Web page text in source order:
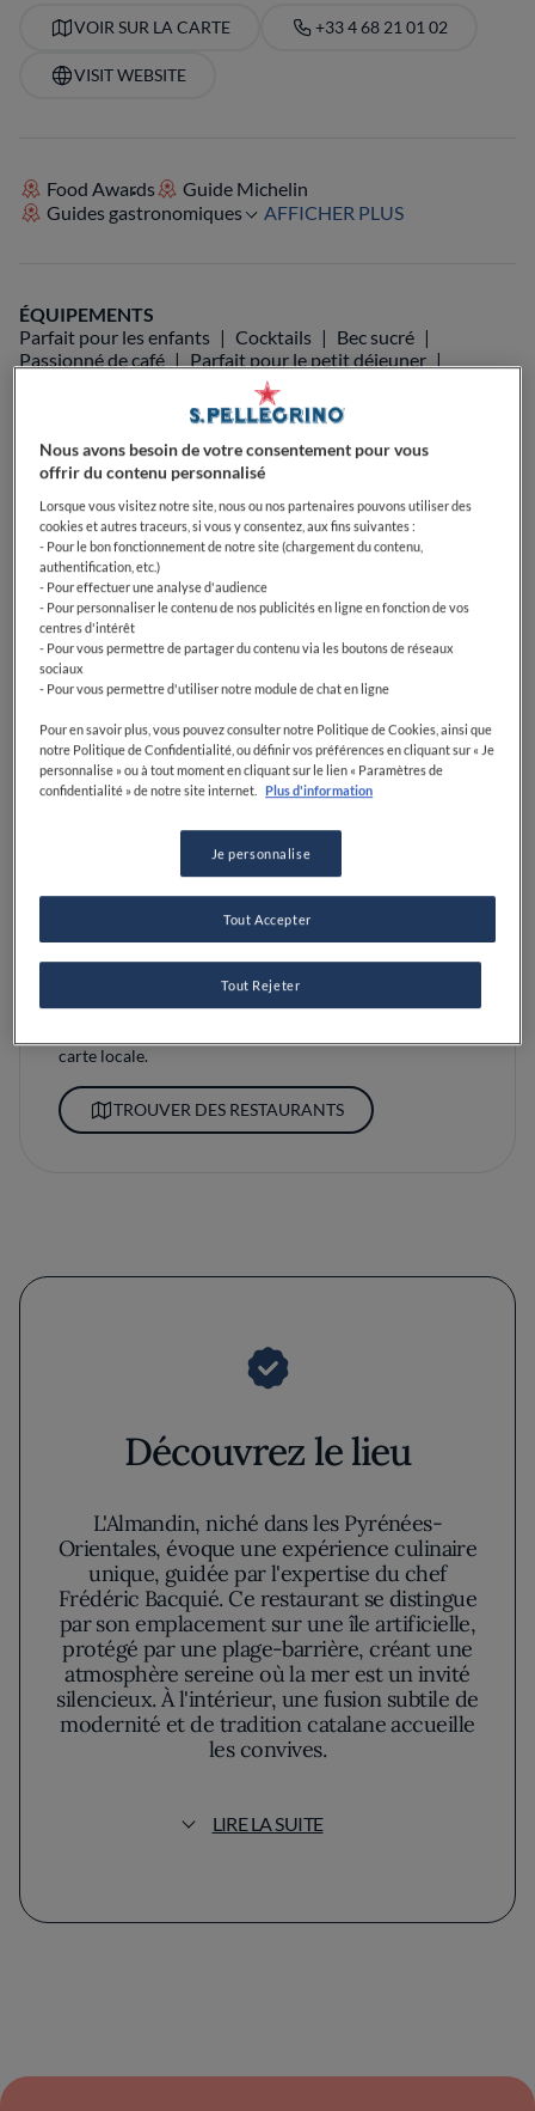
VOIR SUR LA CARTE +33 4 68 21 01 02
VISIT WEBSITE
Food Awards
Guide Michelin
Guides gastronomiques
AFFICHER PLUS
ÉQUIPEMENTS
Parfait pour les enfants
Cocktails
Bec sucré
Passionné de café
Parfait pour le petit déjeuner
Parfait pour le dîner
Passionné de vin
Parfait pour le Brunch
Végétarien
Terrasse
Musique Live
Parfait pour familles avec enfants
Parfait pour les groupes
Découvrez la carte
carte locale.
TROUVER DES RESTAURANTS
Découvrez le lieu
L'Almandin, niché dans les Pyrénées-
Orientales, évoque une expérience culinaire
unique, guidée par l'expertise du chef
Frédéric Bacquié. Ce restaurant se distingue
par son emplacement sur une île artificielle,
protégé par une plage-barrière, créant une
atmosphère sereine où la mer est un invité
silencieux. À l'intérieur, une fusion subtile de
modernité et de tradition catalane accueille
les convives.
un décor enchanteur, baigné par le doux
entre terre et mer. Les créations du chef
la région.
LIRE LA SUITE
Nous avons besoin de votre consentement pour vous
offrir du contenu personnalisé
Lorsque vous visitez notre site, nous ou nos partenaires pouvons utiliser des
cookies et autres traceurs, si vous y consentez, aux fins suivantes :
- Pour le bon fonctionnement de notre site (chargement du contenu,
authentification, etc.)
- Pour effectuer une analyse d'audience
- Pour personnaliser le contenu de nos publicités en ligne en fonction de vos
centres d'intérêt
- Pour vous permettre de partager du contenu via les boutons de réseaux
sociaux
- Pour vous permettre d'utiliser notre module de chat en ligne
Pour en savoir plus, vous pouvez consulter notre Politique de Cookies, ainsi que
notre Politique de Confidentialité, ou définir vos préférences en cliquant sur « Je
personnalise » ou à tout moment en cliquant sur le lien « Paramètres de
confidentialité » de notre site internet.
Plus d'information
Je personnalise
Tout Rejeter
Tout Accepter